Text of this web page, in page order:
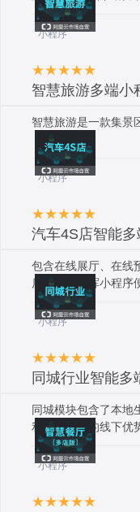
小程序
智慧旅游多端小
智慧旅游是一款集景
小程序
汽车4S店智能
包含在线展厅、在线
店，充分发挥小程序
小程序
同城行业智能多
同城模块包含了本地
利用小程序的线下优
者不可缺少的模块！
小程序